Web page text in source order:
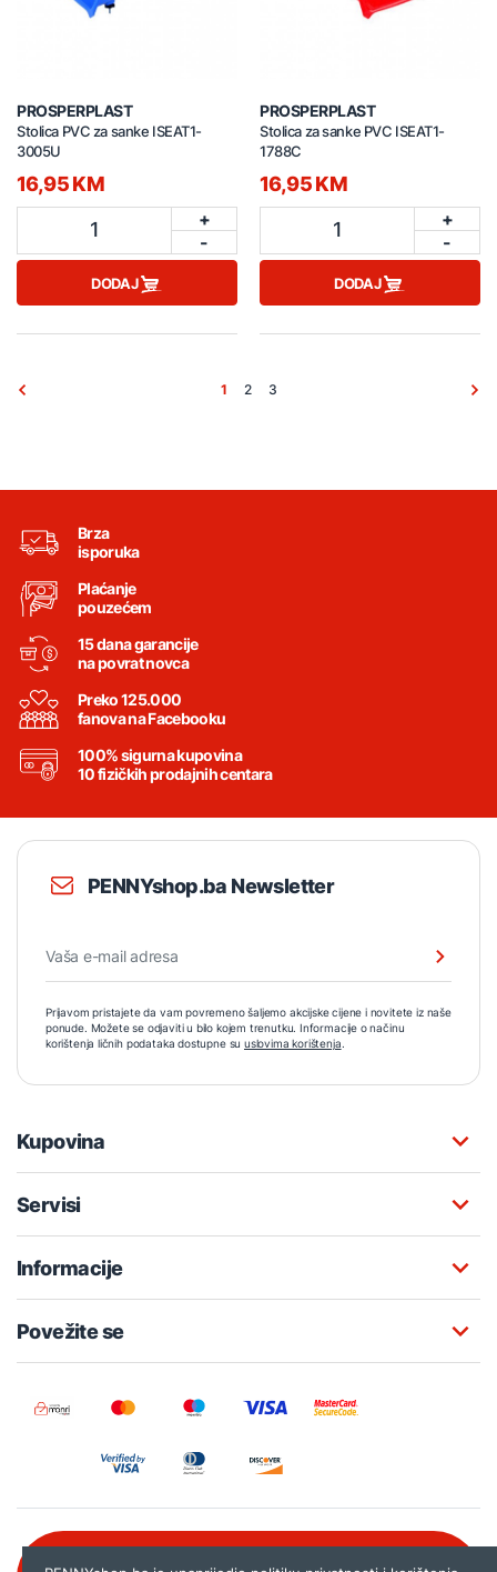
PROSPERPLAST
Stolica PVC za sanke ISEAT1-
3005U
16,95 KM
1
+
-
DODAJ
PROSPERPLAST
Stolica za sanke PVC ISEAT1-
1788C
16,95 KM
1
+
-
DODAJ
1 2 3
Brza
isporuka
Plaćanje
pouzećem
15 dana garancije
na povrat novca
Preko 125.000
fanova na Facebooku
100% sigurna kupovina
10 fizičkih prodajnih centara
PENNYshop.ba Newsletter
Prijavom pristajete da vam povremeno šaljemo akcijske cijene i novitete iz naše
ponude. Možete se odjaviti u bilo kojem trenutku. Informacije o načinu
korištenja ličnih podataka dostupne su uslovima korištenja.
Kupovina
Servisi
Informacije
Povežite se